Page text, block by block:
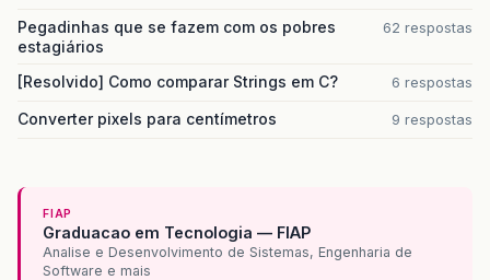
Pegadinhas que se fazem com os pobres
estagiários
62 respostas
[Resolvido] Como comparar Strings em C? 6 respostas
Converter pixels para centímetros 9 respostas
FIAP
Graduacao em Tecnologia — FIAP
Analise e Desenvolvimento de Sistemas, Engenharia de
Software e mais